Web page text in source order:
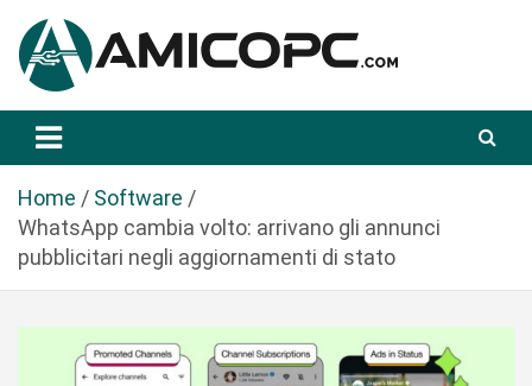
a
Amicopc.com
Home
Software
WhatsApp cambia volto: arrivano gli annunci
pubblicitari negli aggiornamenti di stato